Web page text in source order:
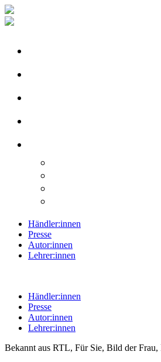
Händler:innen
Presse
Autor:innen
Lehrer:innen
Händler:innen
Presse
Autor:innen
Lehrer:innen
Bekannt aus RTL, Für Sie, Bild der Frau,